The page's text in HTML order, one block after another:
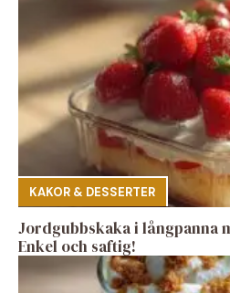
KAKOR & DESSERTER
Jordgubbskaka i långpanna
Enkel och saftig!